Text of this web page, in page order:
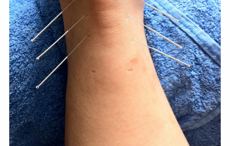
📰 Blog
🏢 Empresas
UBICACIONES
🔍 Buscador Clínicas
📍 Barrio del Pilar
📍 Chamberí - Centro
📍 Barrio Salamanca